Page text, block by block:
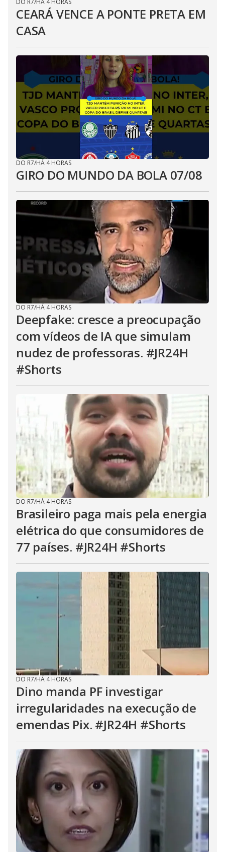
DO R7/HÁ 4 HORAS
CEARÁ VENCE A PONTE PRETA EM
CASA
DO R7/HÁ 4 HORAS
GIRO DO MUNDO DA BOLA 07/08
DO R7/HÁ 4 HORAS
Deepfake: cresce a preocupação
com vídeos de IA que simulam
nudez de professoras. #JR24H
#Shorts
DO R7/HÁ 4 HORAS
Brasileiro paga mais pela energia
elétrica do que consumidores de
77 países. #JR24H #Shorts
DO R7/HÁ 4 HORAS
Dino manda PF investigar
irregularidades na execução de
emendas Pix. #JR24H #Shorts